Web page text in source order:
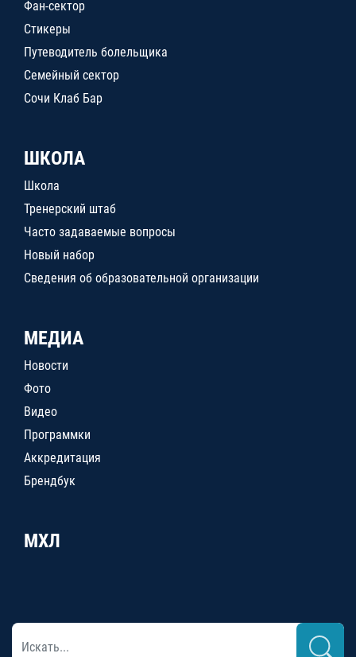
Фан-сектор
Стикеры
Путеводитель болельщика
Семейный сектор
Сочи Клаб Бар
ШКОЛА
Школа
Тренерский штаб
Часто задаваемые вопросы
Новый набор
Сведения об образовательной организации
МЕДИА
Новости
Фото
Видео
Программки
Аккредитация
Брендбук
МХЛ